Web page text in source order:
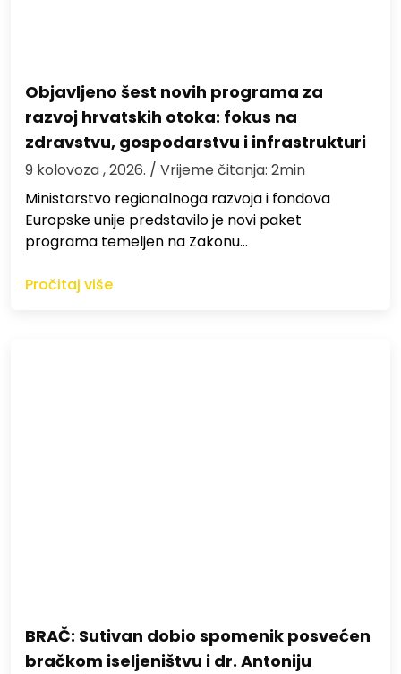
Objavljeno šest novih programa za
razvoj hrvatskih otoka: fokus na
zdravstvu, gospodarstvu i infrastrukturi
9 kolovoza , 2026. / Vrijeme čitanja: 2min
Ministarstvo regionalnoga razvoja i fondova
Europske unije predstavilo je novi paket
programa temeljen na Zakonu…
Pročitaj više
BRAČ: Sutivan dobio spomenik posvećen
bračkom iseljeništvu i dr. Antoniju